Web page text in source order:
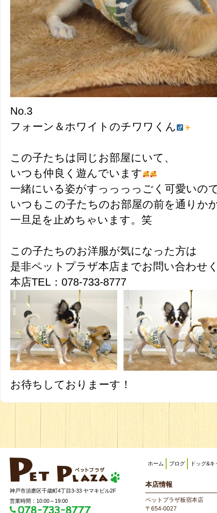
No.3
フォーン＆ホワイトのチワワくん
この子たちは同じお部屋にいて、
いつも仲良く遊んでいます
一緒にいる姿がすっっっっごく可愛いの
いつもこの子たちのお部屋の前を通りか
一旦足を止めちゃいます。笑
この子たちのお洋服が気になった方は
是非ペットプラザ本店までお問い合わせ
本店TEL：078-733-8777
お待ちしておりまーす！
神戸市須磨区千歳町4丁目3-33 ヤマキビル2F
営業時間：10:00～19:00
ホーム ブログ ドッグ&キ
本店情報
ペットプラザ板宿本店
〒654-0027